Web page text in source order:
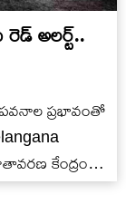
అలర్ట్..
ప్రభావంతో
కేంద్రం